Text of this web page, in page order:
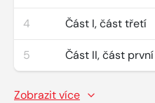
4 Část I, část třetí
5 Část II, část první
Zobrazit více